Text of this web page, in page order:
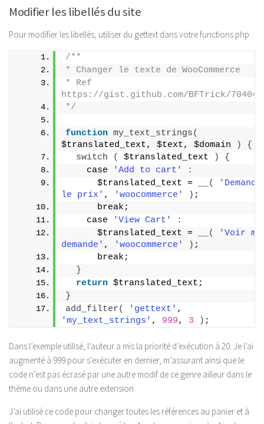
Modifier les libellés du site
Pour modifier les libellés, utiliser du gettext dans votre functions.php
/**
* Changer le texte de WooCommerce
* Ref
https://gist.github.com/BFTrick/
*/
function my_text_strings(
$translated_text, $text, $domain
)
{
switch
( $translated_text )
{
    case
'Add to cart'
:
      $translated_text =
(
le prix' , 'woocommerce' ) ;
      break;
    case
'View Cart'
:
      $translated_text =
(
'Voir ma
demande' , 'woocommerce' ) ;
      break;
}
return $translated_text;
}
add_filter( 'gettext'
'my_text_strings' , 999, 3 ) ;
Dans l’exemple utilisé, l’auteur a mis la priorité d’exécution à 20. Je l’ai
augmenté à 999 pour s’exécuter en dernier, m’assurant ainsi que le
code n’est pas écrasé par une autre modif de ce genre ailleur dans le
thème ou dans une autre extension.
J’ai utilisé ce code pour changer toutes les références au panier et à